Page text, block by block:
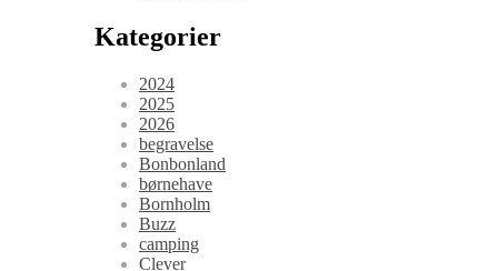
Kategorier
2024
2025
2026
begravelse
Bonbonland
børnehave
Bornholm
Buzz
camping
Clever